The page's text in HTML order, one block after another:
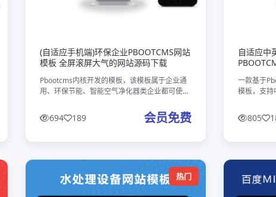
(自适应手机端)环保企业PBOOTCMS网站
模板 全屏滚屏大气的网站源码下载
Pbootcms内核开发的模板，该模板属于企业通
用、环保节能、智能空气净化器类企业都可使
型的企业，你只需要把图片和产品内容； 换成你
的，颜色都可以修改，改完
694 189 会员免费
自适应中
一款基于
模板，支持
图文内容
点：采用
805
热门